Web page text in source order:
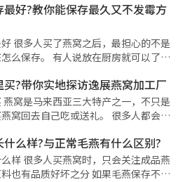
好?教你能保存最久又不发霉方
很多人买了燕窝之后，最担心的不是
么保存。 有人说放在厨房就可以了…
?带你实地探访逸展燕窝加工厂
窝是马来西亚三大特产之一，不只是
窝回去自己吃或送礼。 很多人都会…
么样?与正常毛燕有什么区别?
样 很多人买燕窝时，只会关注成品燕
也有品质好坏之分 如果毛燕保存不…